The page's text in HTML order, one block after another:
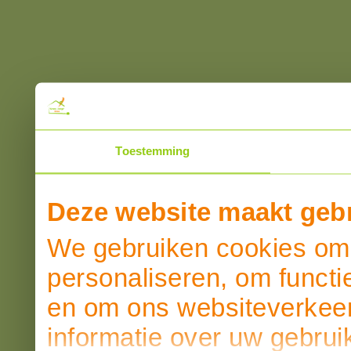
Toestemming
Deze website maakt
We gebruiken cookies
personaliseren, om
en om ons
informatie over uw